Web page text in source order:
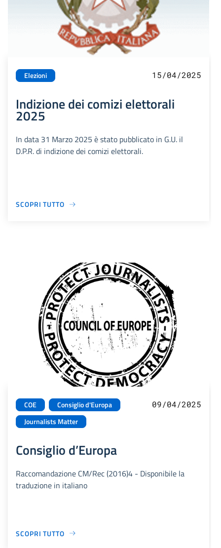
Elezioni 15/04/2025
Indizione dei comizi elettorali
2025
In data 31 Marzo 2025 è stato pubblicato in G.U. il
D.P.R. di indizione dei comizi elettorali.
SCOPRI TUTTO
COE
Consiglio d'Europa
Journalists Matter
09/04/2025
Consiglio d’Europa
Raccomandazione CM/Rec (2016)4 - Disponibile la
traduzione in italiano
SCOPRI TUTTO